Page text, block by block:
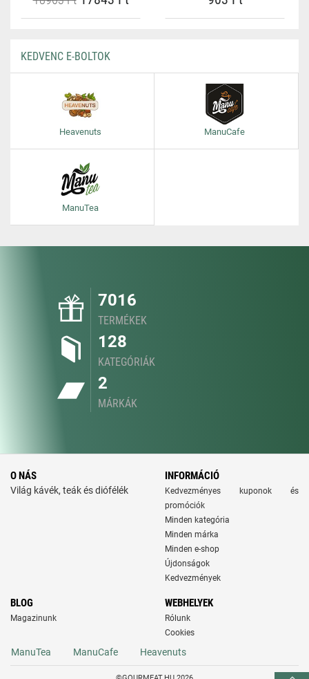
KEDVENC E-BOLTOK
Heavenuts ManuCafe
ManuTea
7016
TERMÉKEK
128
KATEGÓRIÁK
2
MÁRKÁK
O NÁS
Világ kávék, teák és diófélék
INFORMÁCIÓ
Kedvezményes kuponok és
promóciók
Minden kategória
Minden márka
Minden e-shop
Újdonságok
Kedvezmények
BLOG
Magazinunk
WEBHELYEK
Rólunk
Cookies
ManuTea ManuCafe Heavenuts